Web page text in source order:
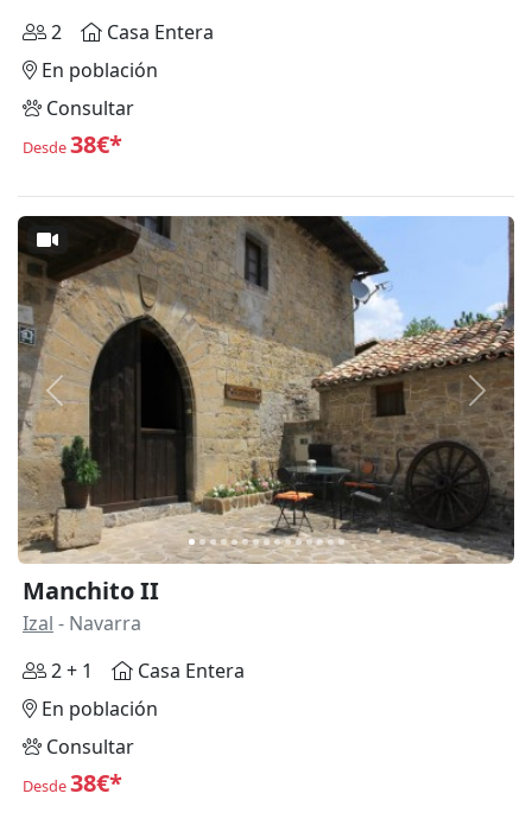
2
Casa Entera
En población
Consultar
Desde38€*
Anterior
Manchito II
Izal - Navarra
2 + 1
Casa Entera
En población
Consultar
Desde38€*